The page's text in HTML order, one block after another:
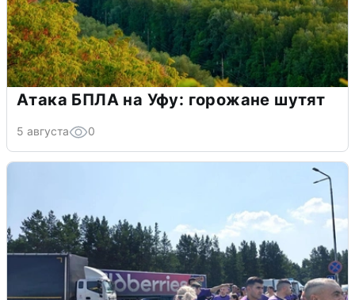
Атака БПЛА на Уфу: горожане шутят
5 августа 0